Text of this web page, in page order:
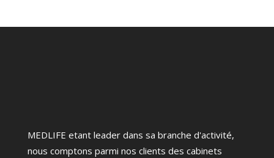
MEDLIFE etant leader dans sa branche d'activité,
nous comptons parmi nos clients des cabinets